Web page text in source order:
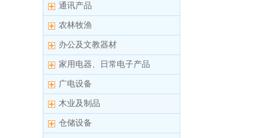
通讯产品
农林牧渔
办公及文教器材
家用电器、日常电子产品
广电设备
木业及制品
仓储设备